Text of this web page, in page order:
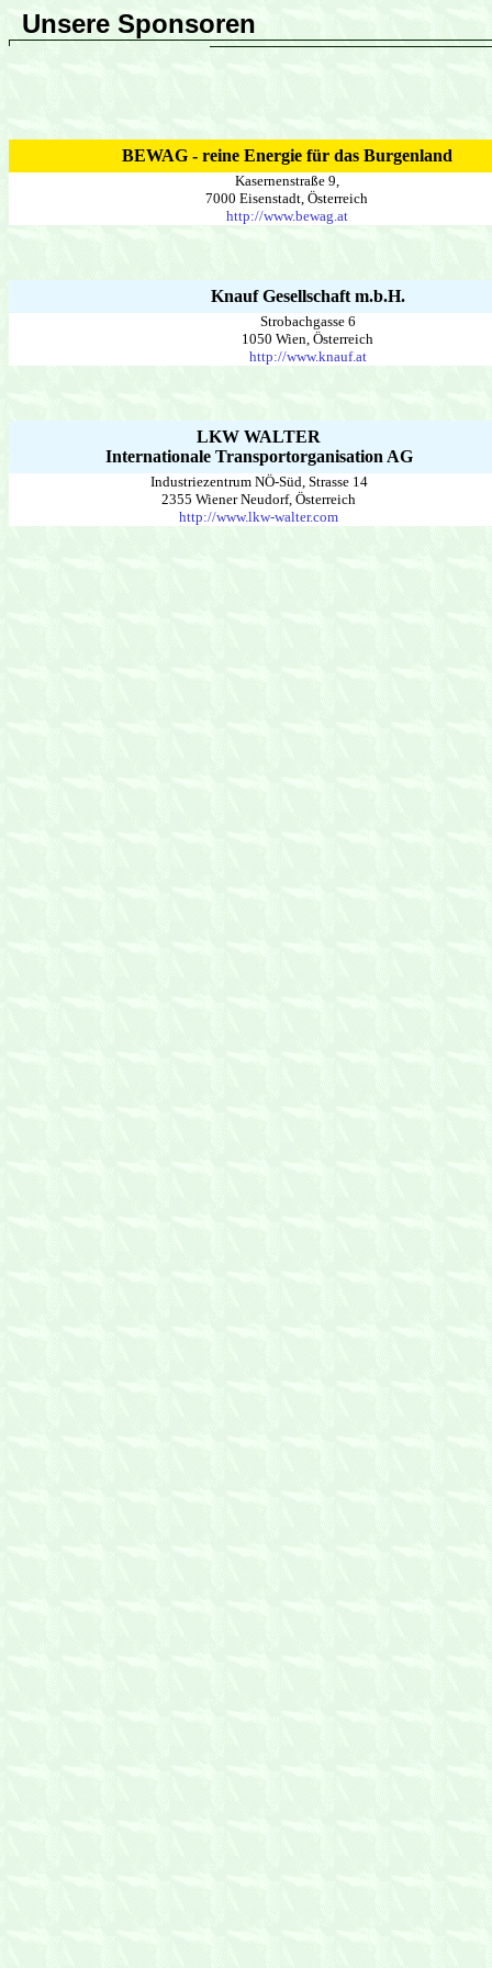
Unsere Sponsoren
BEWAG - reine Energie für das Burgenland
Kasernenstraße 9,
7000 Eisenstadt, Österreich
http://www.bewag.at
Knauf Gesellschaft m.b.H.
Strobachgasse 6
1050 Wien, Österreich
http://www.knauf.at
LKW WALTER
Internationale Transportorganisation AG
Industriezentrum NÖ-Süd, Strasse 14
2355 Wiener Neudorf, Österreich
http://www.lkw-walter.com